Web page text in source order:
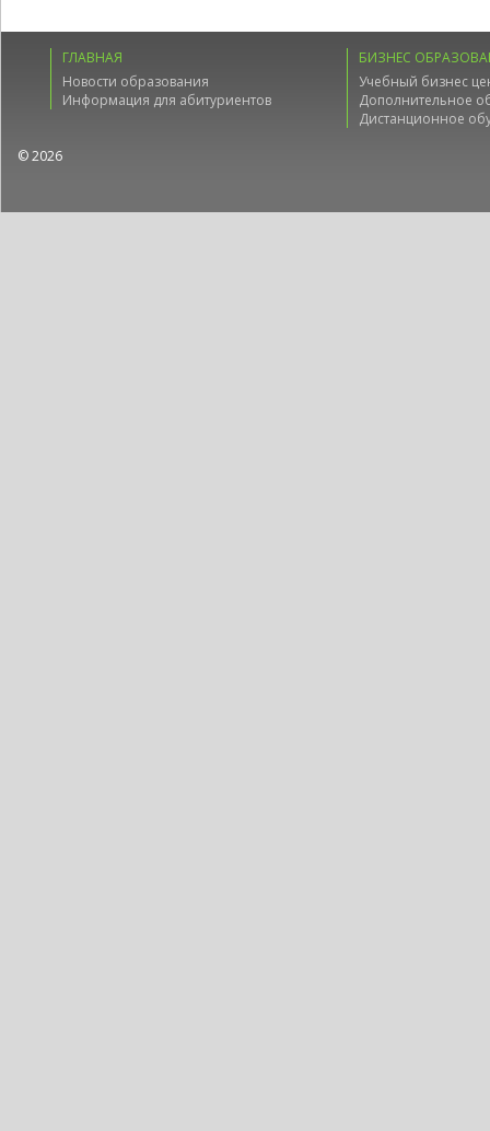
ГЛАВНАЯ
Новости образования
Информация для абитуриентов
БИЗНЕС
Учебный бизнес
Дополнительное
Дистанционное
© 2026